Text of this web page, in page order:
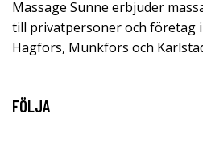
Massage Sunne erbjuder
till privatpersoner och företag i
Hagfors, Munkfors och
FÖLJA